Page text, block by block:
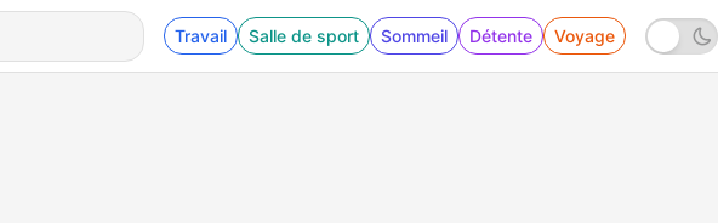
Travail Salle de sport Sommeil Détente Voyage